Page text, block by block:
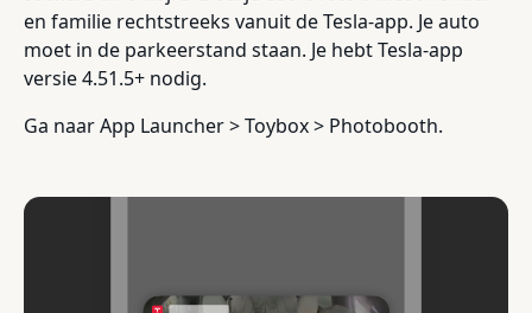
en familie rechtstreeks vanuit de Tesla-app. Je auto
moet in de parkeerstand staan. Je hebt Tesla-app
versie 4.51.5+ nodig.
Ga naar App Launcher > Toybox > Photobooth.